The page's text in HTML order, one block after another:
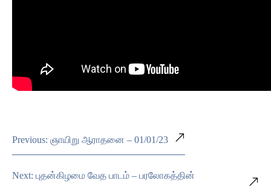
Previous: ஞாயிறு ஆராதனை – 01/01/23
Next: புதன்கிழமை வேத பாடம் – பரலோகத்தின்